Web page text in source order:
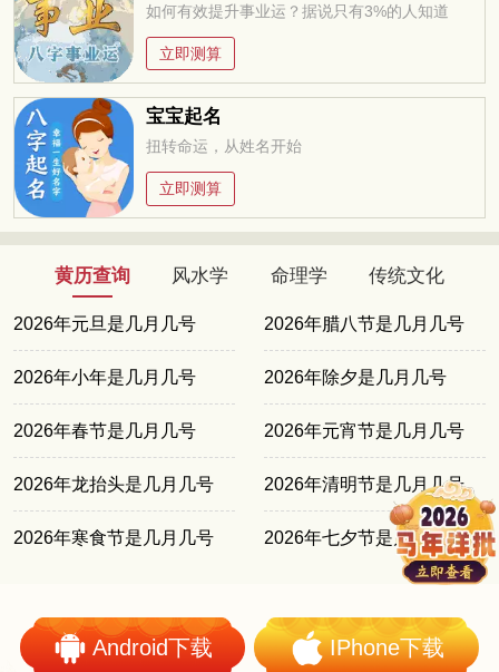
如何有效提升事业运？据说只有3%的人知道
立即测算
宝宝起名
扭转命运，从姓名开始
立即测算
黄历查询 风水学 命理学 传统文化
2026年元旦是几月几号 2026年腊八节是几月几号
2026年小年是几月几号 2026年除夕是几月几号
2026年春节是几月几号 2026年元宵节是几月几号
2026年龙抬头是几月几号 2026年清明节是几月几号
2026年寒食节是几月几号 2026年七夕节是几月几号
Android下载 IPhone下载